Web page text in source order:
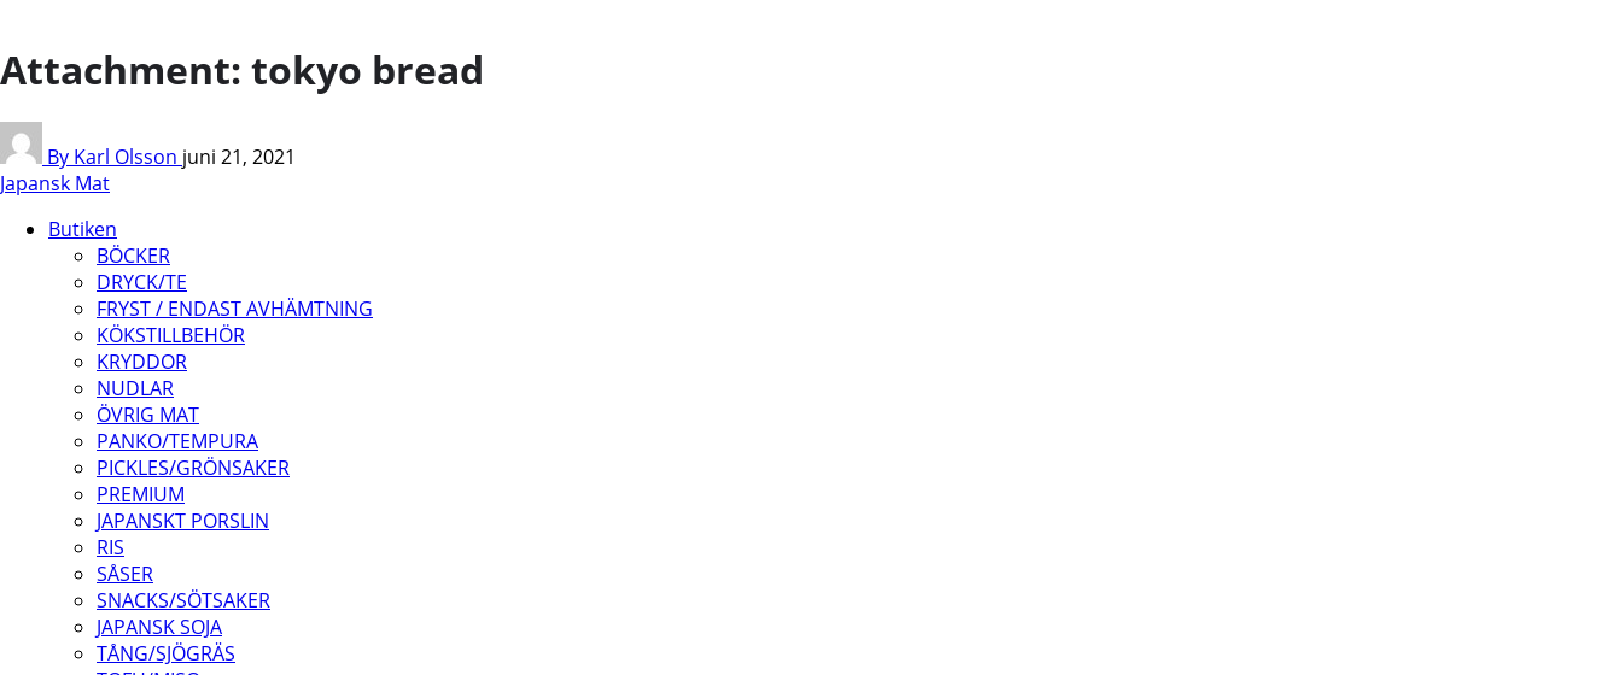
Attachment: tokyo bread
By Karl Olsson juni 21, 2021
Japansk Mat
Butiken
BÖCKER
DRYCK/TE
FRYST / ENDAST AVHÄMTNING
KÖKSTILLBEHÖR
KRYDDOR
NUDLAR
ÖVRIG MAT
PANKO/TEMPURA
PICKLES/GRÖNSAKER
PREMIUM
JAPANSKT PORSLIN
RIS
SÅSER
SNACKS/SÖTSAKER
JAPANSK SOJA
TÅNG/SJÖGRÄS